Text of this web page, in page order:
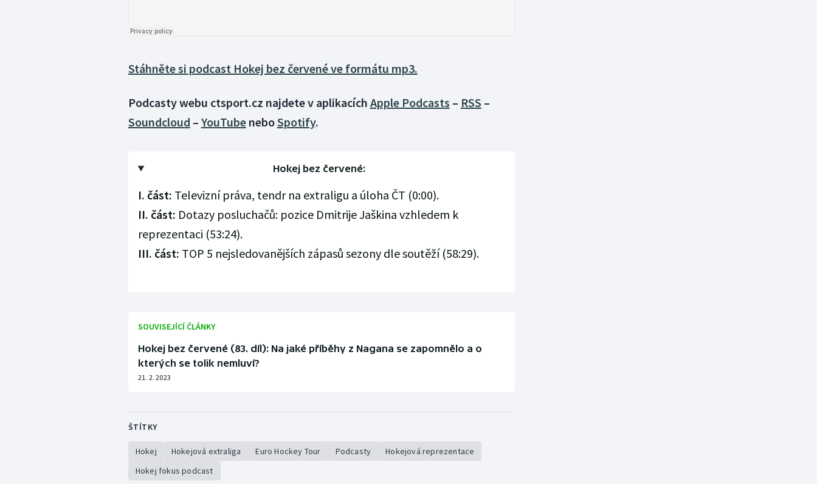
Stáhněte si podcast Hokej bez červené ve formátu mp3.
Podcasty webu ctsport.cz najdete v aplikacích Apple Podcasts – RSS –
Soundcloud – YouTubeneboSpotify.
Hokej bez červené:
I. část: Televizní práva, tendr na extraligu a úloha ČT (0:00).
II. část: Dotazy posluchačů: pozice Dmitrije Jaškina vzhledem k
reprezentaci (53:24).
III. část: TOP 5 nejsledovanějších zápasů sezony dle soutěží (58:29).
SOUVISEJÍCÍ ČLÁNKY
Hokej bez červené (83. díl): Na jaké příběhy z Nagana se zapomnělo a o
kterých se tolik nemluví?
21. 2. 2023
ŠTÍTKY
Hokej Hokejová extraliga Euro Hockey Tour Podcasty
Hokejová reprezentace
Hokej fokus podcast